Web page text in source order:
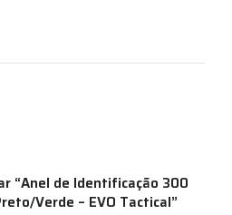
“Anel de Identificação 300
Verde – EVO Tactical”